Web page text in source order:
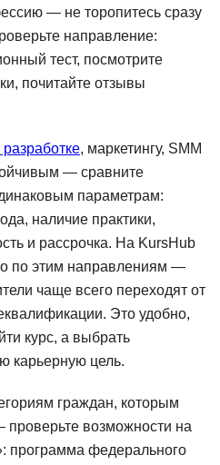
— не торопитесь сразу
направление:
тест, посмотрите
почитайте отзывы
, маркетингу, SMM
— сравните
параметрам:
наличие практики,
и рассрочка. На KursHub
по этим направлениям —
чаще всего переходят от
Это удобно,
курс, а выбрать
карьерную цель.
граждан, которым
проверьте возможности на
программа федерального